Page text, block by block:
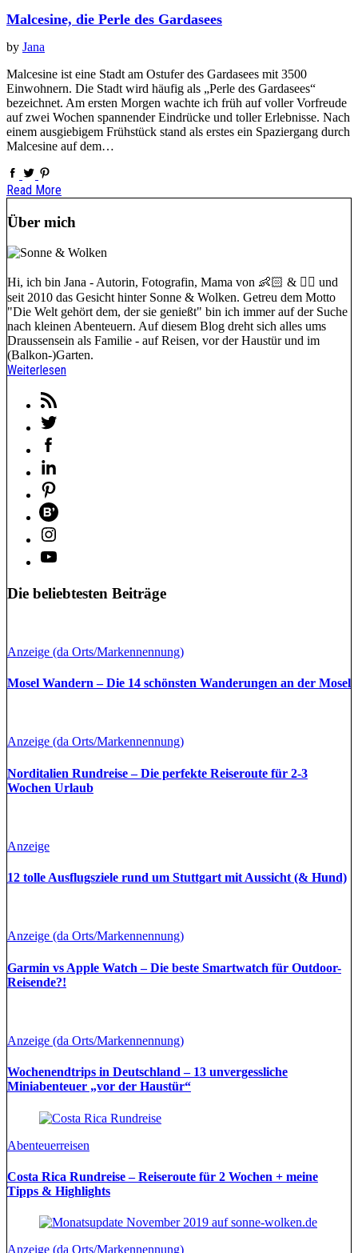
Malcesine, die Perle des Gardasees
by Jana
Malcesine ist eine Stadt am Ostufer des Gardasees mit 3500
Einwohnern. Die Stadt wird häufig als „Perle des Gardasees“
bezeichnet. Am ersten Morgen wachte ich früh auf voller Vorfreude
auf zwei Wochen spannender Eindrücke und toller Erlebnisse. Nach
einem ausgiebigem Frühstück stand als erstes ein Spaziergang durch
Malcesine auf dem…
Read More
Über mich
Hi, ich bin Jana - Autorin, Fotografin, Mama von 👶🏻 & 🐕‍🦺 und
seit 2010 das Gesicht hinter Sonne & Wolken. Getreu dem Motto
"Die Welt gehört dem, der sie genießt" bin ich immer auf der Suche
nach kleinen Abenteuern. Auf diesem Blog dreht sich alles ums
Draussensein als Familie - auf Reisen, vor der Haustür und im
(Balkon-)Garten.
Weiterlesen
Die beliebtesten Beiträge
Anzeige (da Orts/Markennennung)
Mosel Wandern – Die 14 schönsten Wanderungen an der Mosel
Anzeige (da Orts/Markennennung)
Norditalien Rundreise – Die perfekte Reiseroute für 2-3
Wochen Urlaub
Anzeige
12 tolle Ausflugsziele rund um Stuttgart mit Aussicht (& Hund)
Anzeige (da Orts/Markennennung)
Garmin vs Apple Watch – Die beste Smartwatch für Outdoor-
Reisende?!
Anzeige (da Orts/Markennennung)
Wochenendtrips in Deutschland – 13 unvergessliche
Miniabenteuer „vor der Haustür“
Abenteuerreisen
Costa Rica Rundreise – Reiseroute für 2 Wochen + meine
Tipps & Highlights
Anzeige (da Orts/Markennennung)